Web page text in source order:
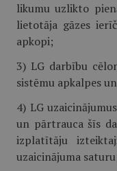
likumu uzlikto
lietotāja gāzes
apkopi;
3) LG darbību
sistēmu apkalpes
4) LG
un pārtrauca šīs
izplatītāju
uzaicinājuma